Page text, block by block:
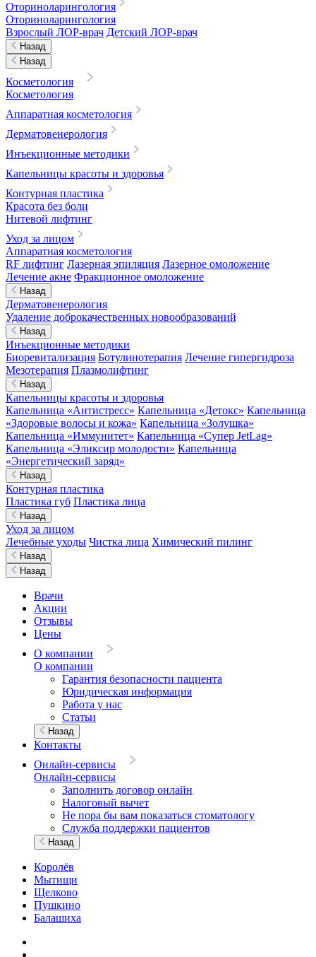
Оториноларингология
Оториноларингология
Взрослый ЛОР-врач Детский ЛОР-врач
Назад
Назад
Косметология
Косметология
Аппаратная косметология
Дерматовенерология
Инъекционные методики
Капельницы красоты и здоровья
Контурная пластика
Красота без боли
Нитевой лифтинг
Уход за лицом
Аппаратная косметология
RF лифтинг Лазерная эпиляция Лазерное омоложение
Лечение акне Фракционное омоложение
Назад
Дерматовенерология
Удаление доброкачественных новообразований
Назад
Инъекционные методики
Биоревитализация Ботулинотерапия Лечение гипергидроза
Мезотерапия Плазмолифтинг
Назад
Капельницы красоты и здоровья
Капельница «Антистресс» Капельница «Детокс» Капельница
«Здоровые волосы и кожа» Капельница «Золушка»
Капельница «Иммунитет» Капельница «Супер JetLag»
Капельница «Эликсир молодости» Капельница
«Энергетический заряд»
Назад
Контурная пластика
Пластика губ Пластика лица
Назад
Уход за лицом
Лечебные уходы Чистка лица Химический пилинг
Назад
Назад
Врачи
Акции
Отзывы
Цены
О компании
О компании
Гарантия безопасности пациента
Юридическая информация
Работа у нас
Статьи
Назад
Контакты
Онлайн-сервисы
Онлайн-сервисы
Заполнить договор онлайн
Налоговый вычет
Не пора бы вам показаться стоматологу
Служба поддержки пациентов
Назад
Королёв
Мытищи
Щелково
Пушкино
Балашиха